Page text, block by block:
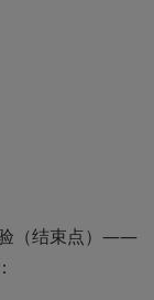
验（结束点）——